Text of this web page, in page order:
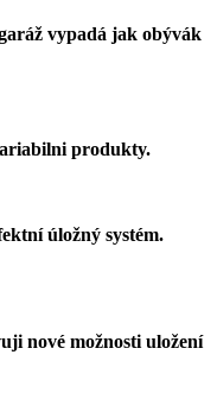
vypadá jak obývák
produkty.
úložný systém.
nové možnosti uložení